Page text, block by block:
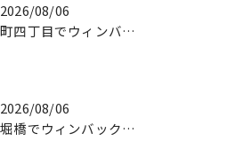
2026/08/06
谷町四丁目でウィンバック×マッサージ｜LA LIBERTE
2026/08/06
長堀橋でウィンバック×マッサージ｜LA LIBERTE